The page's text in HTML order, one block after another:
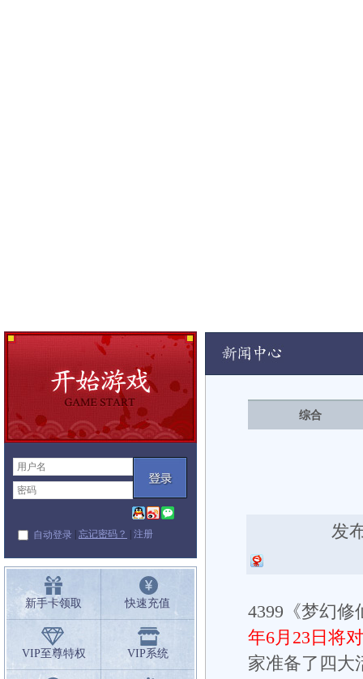
自动登录 | 忘记密码？ | 注册
新手卡领取 快速充值
VIP至尊特权 VIP系统
闻
综合
发
4399《梦幻
年6月23日将
家准备了四大